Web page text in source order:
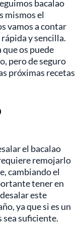
bacalao
mismos el
vamos a contar
y sencilla.
que os puede
pero de seguro
próximas recetas
el bacalao
remojarlo
cambiando el
tener en
este
ya que si es un
sea suficiente.